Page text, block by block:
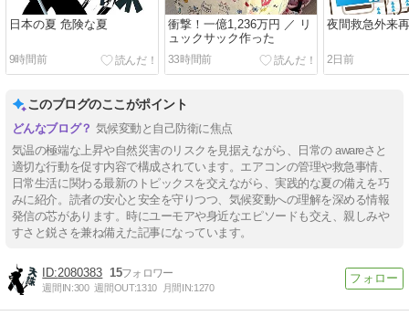
日本の夏 危険な夏
9時間前
衝撃！一億1,236万円 ／ リ
ュックサック作った
33時間前
夜間救急外来
2日前
このブログのここがポイント
気候変動と自己防衛に焦点
気温の極端な上昇や自然災害のリスクを見据えながら、日常の awareさと
適切な行動を促す内容で構成されています。エアコンの管理や救急事情、
日常生活に関わる最新のトピックスを交えながら、実践的な夏の備えを巧
みに紹介。読者の安心と安全を守りつつ、気候変動への理解を深める情報
発信の芯があります。時にユーモアや身近なエピソードも交え、親しみや
すさと鋭さを兼ね備えた記事になっています。
2080383 15
週間IN:300 週間OUT:1310 月間IN:1270